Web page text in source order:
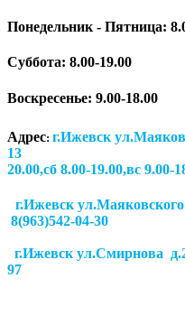
Понедельник - Пятница:
Суббота: 8.00-19.00
Воскресенье: 9.00-18.00
Адрес: г.Ижевск
13 (Пн-
20.00,сб 8.00-19.00,вс 9.00-
г.Ижевск
8(963)542-04-30
г.Ижевск ул.Смирнова
97